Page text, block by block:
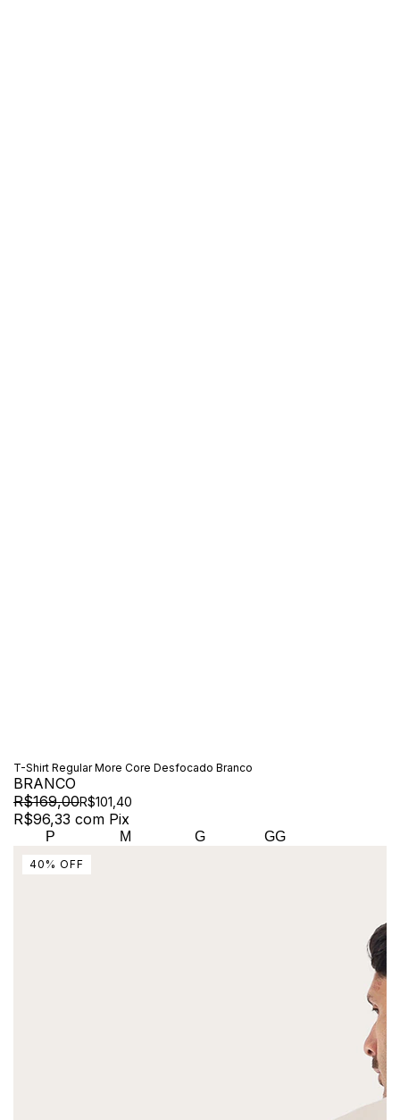
T-Shirt Regular More Core Desfocado Branco
BRANCO
R$169,00R$101,40
R$96,33 com Pix
P M G GG
40 % OFF